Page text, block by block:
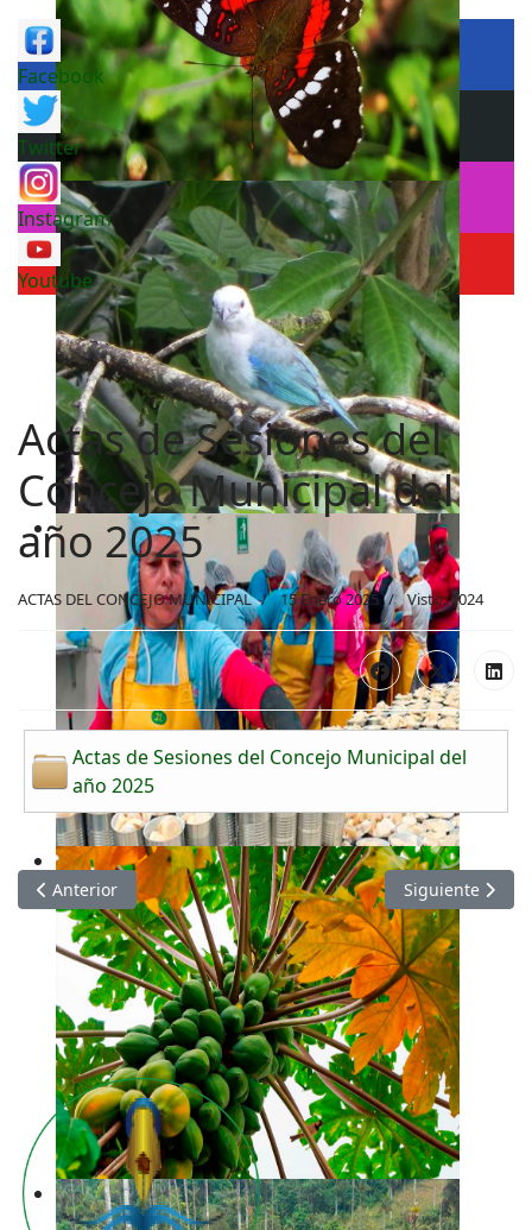
Facebook
Twitter
Instagram
Youtube
Actas de Sesiones del
Concejo Municipal del
año 2025
ACTAS DEL CONCEJO MUNICIPAL 15 Enero 2025 Visto: 1024
Actas de Sesiones del Concejo Municipal del
año 2025
Artículo anterior: Actas de Sesiones del Concejo Municipal
Anterior Artículo
Siguiente